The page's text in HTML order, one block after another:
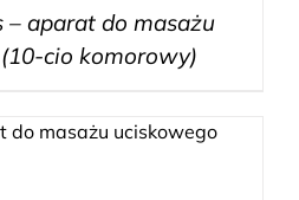
– aparat do masażu
cio komorowy)